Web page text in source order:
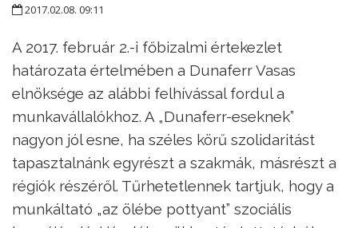
2017.02.08. 09:11
A 2017. február 2.-i főbizalmi értekezlet
határozata értelmében a Dunaferr Vasas
elnöksége az alábbi felhívással fordul a
munkavállalókhoz. A „Dunaferr-eseknek”
nagyon jól esne, ha széles körű szolidaritást
tapasztalnánk egyrészt a szakmák, másrészt a
régiók részéről. Tűrhetetlennek tartjuk, hogy a
munkáltató „az ölébe pottyant” szociális